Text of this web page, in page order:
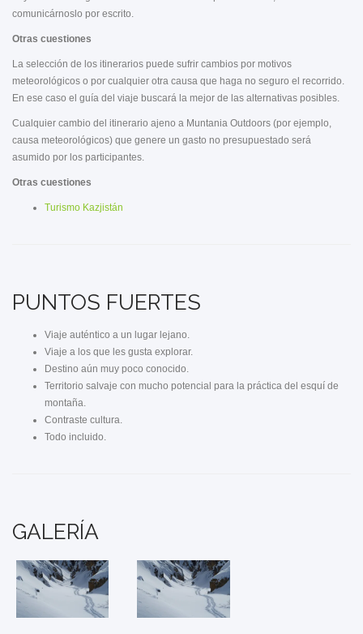
comunicárnoslo por escrito.
Otras cuestiones
La selección de los itinerarios puede sufrir cambios por motivos
meteorológicos o por cualquier otra causa que haga no seguro el recorrido.
En ese caso el guía del viaje buscará la mejor de las alternativas posibles.
Cualquier cambio del itinerario ajeno a Muntania Outdoors (por ejemplo,
causa meteorológicos) que genere un gasto no presupuestado será
asumido por los participantes.
Otras cuestiones
Turismo Kazjistán
PUNTOS FUERTES
Viaje auténtico a un lugar lejano.
Viaje a los que les gusta explorar.
Destino aún muy poco conocido.
Territorio salvaje con mucho potencial para la práctica del esquí de
montaña.
Contraste cultura.
Todo incluido.
GALERÍA